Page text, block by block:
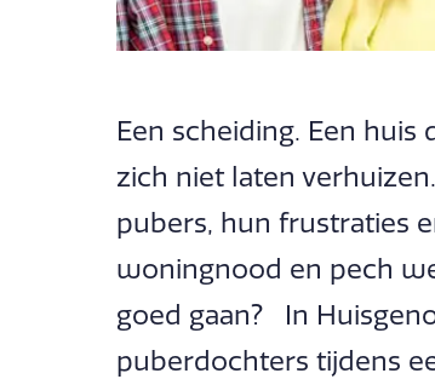
Een scheiding. Een
zich niet laten
pubers, hun frustraties
woningnood en pech
goed gaan? In
puberdochters tijdens